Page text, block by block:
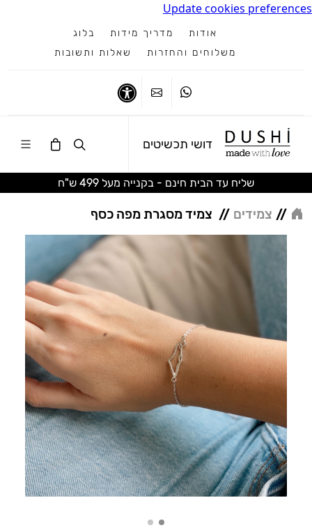
Update cookies preferences
אודות מדריך מידות
בלוג
משלוחים והחזרות
שאלות ותשובות
ווטסאפ צרו קשר
דושי תכשיטים
שליח עד הבית חינם - בקנייה מעל 499 ש"ח
// צמידים // צמיד מסגרת מפה כסף